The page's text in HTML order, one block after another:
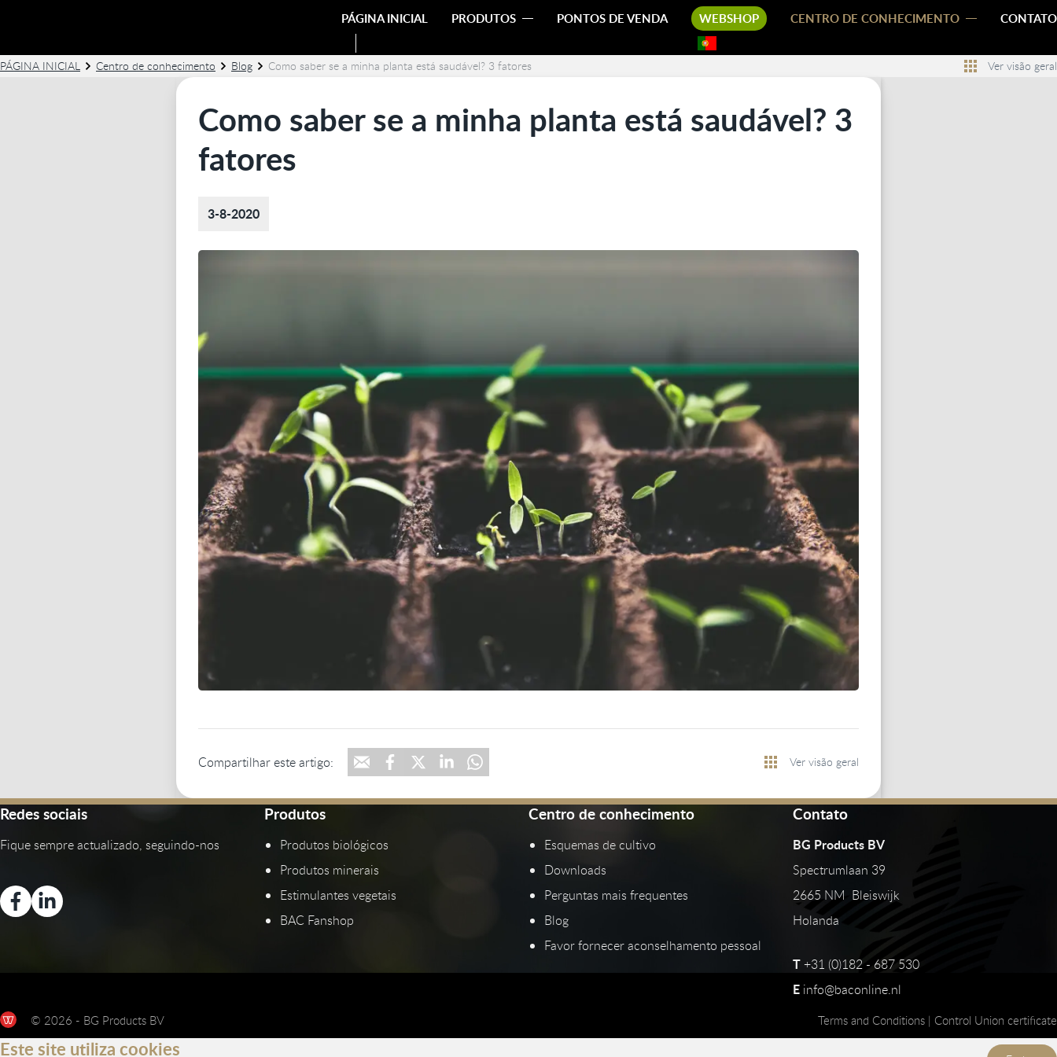
PÁGINA INICIAL PRODUTOS PONTOS DE VENDA WEBSHOP CENTRO DE CONHECIMENTO CONTATO
PÁGINA INICIAL Centro de conhecimento Blog Como saber se a minha planta está saudável? 3 fatores Ver visão geral
Como saber se a minha planta está saudável? 3
fatores
3-8-2020
Compartilhar este artigo: Ver visão geral
Redes sociais
Fique sempre actualizado, seguindo-nos
Produtos
Produtos biológicos
Produtos minerais
Estimulantes vegetais
BAC Fanshop
Centro de conhecimento
Esquemas de cultivo
Downloads
Perguntas mais frequentes
Blog
Favor fornecer aconselhamento pessoal
Contato
BG Products BV
Spectrumlaan 39
2665 NM Bleiswijk
Holanda
T +31 (0)182 - 687 530
E info@baconline.nl
© 2026 - BG Products BV Terms and Conditions | Control Union certificate
Este site utiliza cookies